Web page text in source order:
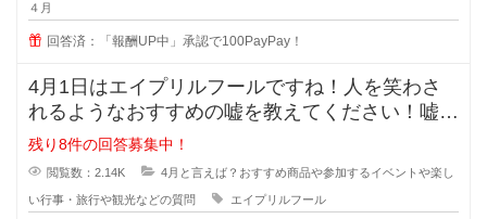
４月
回答済：「報酬UP中」承認で100PayPay！
4月1日はエイプリルフールですね！人を笑わさ
れるようなおすすめの嘘を教えてください！嘘つ
きは泥棒のはじまりとよく言われて
残り8件の回答募集中！
閲覧数：2.14K 4月と言えば？おすすめ商品や参加するイベントや楽し
い行事・旅行や観光などの質問 エイプリルフール